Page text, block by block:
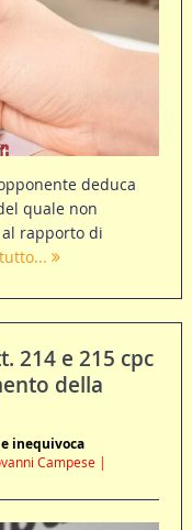
deduca
quale non
rapporto di
214 e 215 cpc
della
inequivoca
Campese |